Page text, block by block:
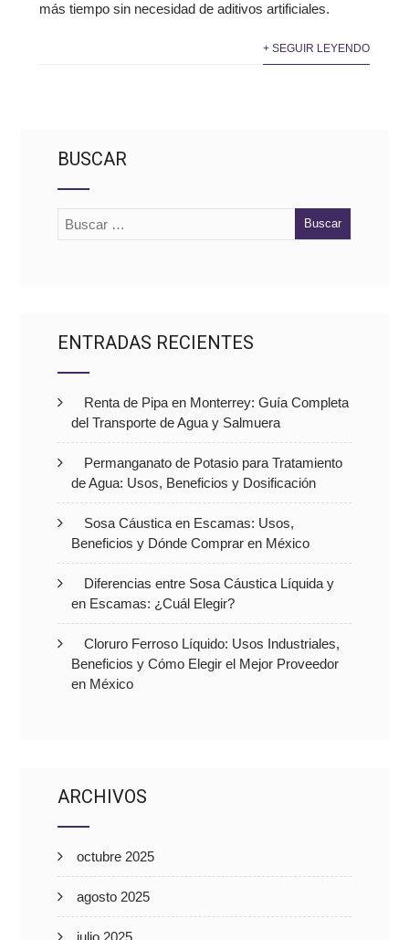
más tiempo sin necesidad de aditivos artificiales.
+ SEGUIR LEYENDO
BUSCAR
ENTRADAS RECIENTES
Renta de Pipa en Monterrey: Guía Completa
del Transporte de Agua y Salmuera
Permanganato de Potasio para Tratamiento
de Agua: Usos, Beneficios y Dosificación
Sosa Cáustica en Escamas: Usos,
Beneficios y Dónde Comprar en México
Diferencias entre Sosa Cáustica Líquida y
en Escamas: ¿Cuál Elegir?
Cloruro Ferroso Líquido: Usos Industriales,
Beneficios y Cómo Elegir el Mejor Proveedor
en México
ARCHIVOS
octubre 2025
agosto 2025
julio 2025